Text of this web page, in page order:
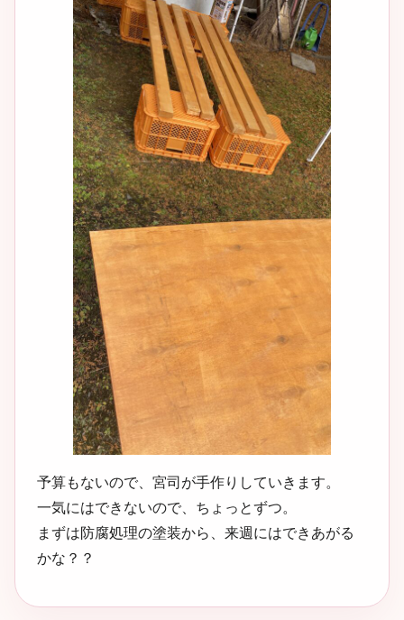
予算もないので、宮司が手作りしていきます。
一気にはできないので、ちょっとずつ。
まずは防腐処理の塗装から、来週にはできあがる
かな？？